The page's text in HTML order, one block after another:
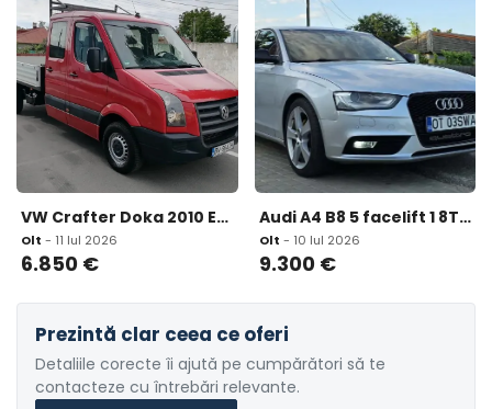
VW Crafter Doka 2010 Euro 5 - 6 locuri 6 850 eur
Olt - 11 Iul 2026
6.850 €
Audi A4 B8 5 facelift 1 8TFSI 170 cp cutie manuala 9 300 eur
Olt - 10 Iul 2026
9.300 €
Prezintă clar ceea ce oferi
Detaliile corecte îi ajută pe cumpărători să te
contacteze cu întrebări relevante.